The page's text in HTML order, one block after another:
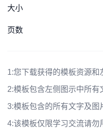
大小
页数
1:您下载获得的模板资源和
2:模板包含左侧图示中所有
3:模板包含的所有文字及图
4:该模板仅限学习交流请勿